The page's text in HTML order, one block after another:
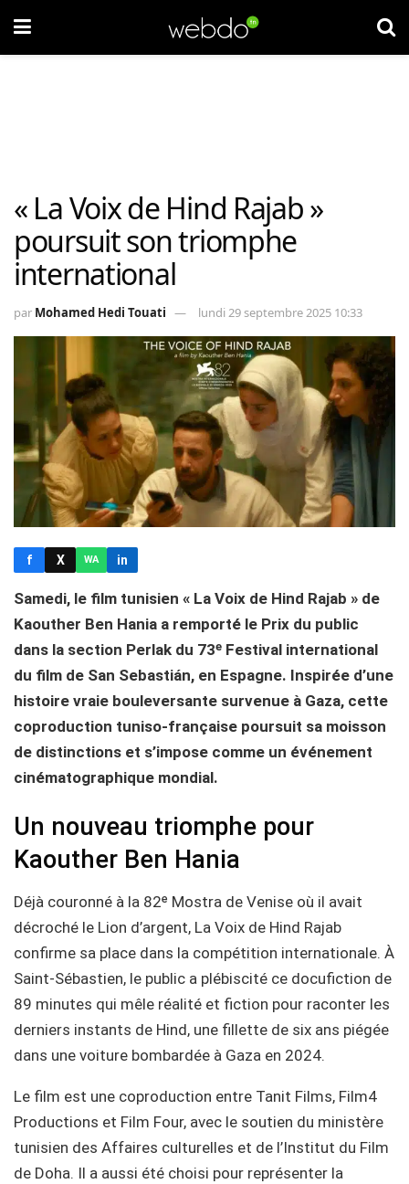
« La Voix de Hind Rajab »
poursuit son triomphe
international
par Mohamed Hedi Touati lundi 29 septembre 2025 10:33
f X WA in
Samedi, le film tunisien « La Voix de Hind Rajab » de
Kaouther Ben Hania a remporté le Prix du public
dans la section Perlak du 73ᵉ Festival international
du film de San Sebastián, en Espagne. Inspirée d’une
histoire vraie bouleversante survenue à Gaza, cette
coproduction tuniso-française poursuit sa moisson
de distinctions et s’impose comme un événement
cinématographique mondial.
Un nouveau triomphe pour
Kaouther Ben Hania
Déjà couronné à la 82ᵉ Mostra de Venise où il avait
décroché le Lion d’argent, La Voix de Hind Rajab
confirme sa place dans la compétition internationale. À
Saint-Sébastien, le public a plébiscité ce docufiction de
89 minutes qui mêle réalité et fiction pour raconter les
derniers instants de Hind, une fillette de six ans piégée
dans une voiture bombardée à Gaza en 2024.
Le film est une coproduction entre Tanit Films, Film4
Productions et Film Four, avec le soutien du ministère
tunisien des Affaires culturelles et de l’Institut du Film
de Doha. Il a aussi été choisi pour représenter la